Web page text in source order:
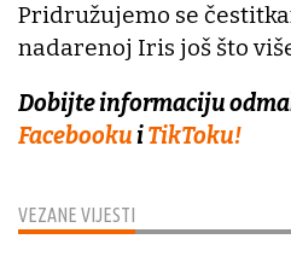
VEZANE VIJESTI
Pridružujemo se
nadarenoj Iris još što
Dobijte informaciju
FacebookuiTikToku!